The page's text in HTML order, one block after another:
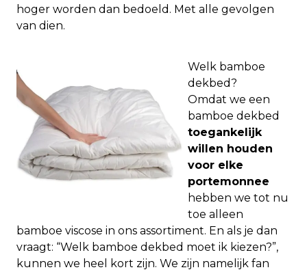
hoger worden dan bedoeld. Met alle gevolgen
van dien.
Welk bamboe
dekbed?
Omdat we een
bamboe dekbed
toegankelijk
willen houden
voor elke
portemonnee
hebben we tot nu
toe alleen
bamboe viscose in ons assortiment. En als je dan
vraagt: “Welk bamboe dekbed moet ik kiezen?”,
kunnen we heel kort zijn. We zijn namelijk fan